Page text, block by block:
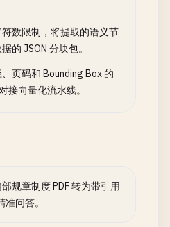
数限制，将提取的语义节
的 JSON 分块包。
页码和 Bounding Box 的
接向量化流水线。
规章制度 PDF 转为带引用
问答。